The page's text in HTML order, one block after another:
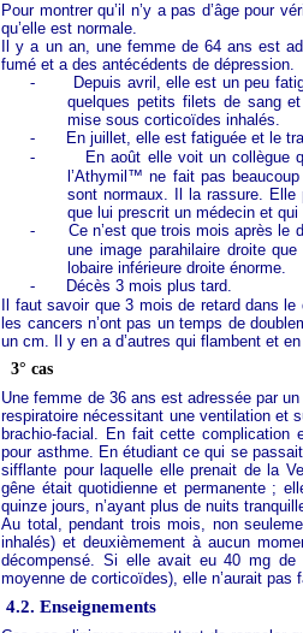
Pour montrer qu’il n’y a pas d’âge pour
qu’elle est normale.
Il y a un an, une femme de 64 ans est
fumé et a des antécédents de dépression.
-
Depuis avril, elle est un peu
quelques petits filets de sang
mise sous corticoïdes inhalés.
-
En juillet, elle est fatiguée et le
-
En août elle voit un collègue
l’Athymil™ ne fait pas
sont normaux. Il la rassure.
que lui prescrit un médecin et
-
Ce n’est que trois mois après le
une image parahilaire droite
lobaire inférieure droite énorme.
-
Décès 3 mois plus tard.
Il faut savoir que 3 mois de retard dans
les cancers n’ont pas un temps de
un cm. Il y en a d’autres qui flambent et
3° cas
Une femme de 36 ans est adressée par
respiratoire nécessitant une ventilation et
brachio-facial. En fait cette complication
pour asthme. En étudiant ce qui se
sifflante pour laquelle elle prenait de la
gêne était quotidienne et permanente ;
quinze jours, n’ayant plus de nuits
Au total, pendant trois mois, non
inhalés) et deuxièmement à aucun
décompensé. Si elle avait eu 40 mg
moyenne de corticoïdes), elle n’aurait pas
4.2. Enseignements